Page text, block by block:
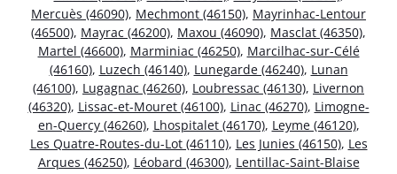
Mercuès (46090), Mechmont (46150), Mayrinhac-Lentour
(46500), Mayrac (46200), Maxou (46090), Masclat (46350),
Martel (46600), Marminiac (46250), Marcilhac-sur-Célé
(46160), Luzech (46140), Lunegarde (46240), Lunan
(46100), Lugagnac (46260), Loubressac (46130), Livernon
(46320), Lissac-et-Mouret (46100), Linac (46270), Limogne-
en-Quercy (46260), Lhospitalet (46170), Leyme (46120),
Les Quatre-Routes-du-Lot (46110), Les Junies (46150), Les
Arques (46250), Léobard (46300), Lentillac-Saint-Blaise